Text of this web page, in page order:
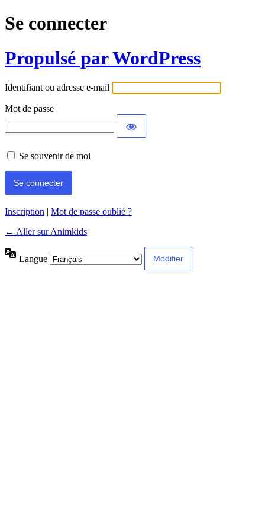
Se connecter
Propulsé par WordPress
Identifiant ou adresse e-mail
Mot de passe
Se souvenir de moi
Inscription | Mot de passe oublié ?
← Aller sur Animkids
Langue